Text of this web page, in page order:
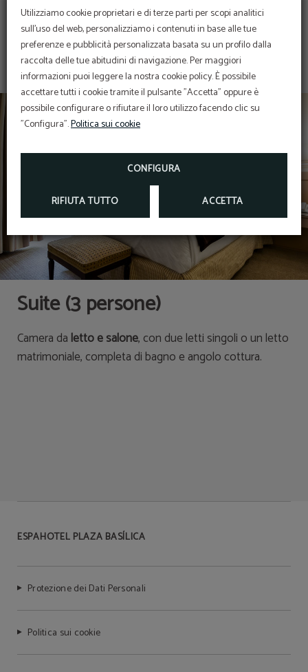
Utilizziamo cookie proprietari e di terze parti per scopi analitici
sull'uso del web, personalizziamo i contenuti in base alle tue
preferenze e pubblicità personalizzata basata su un profilo dalla
raccolta delle tue abitudini di navigazione. Per maggiori
informazioni puoi leggere la nostra cookie policy. È possibile
accettare tutti i cookie tramite il pulsante "Accetta" oppure è
possibile configurare o rifiutare il loro utilizzo facendo clic su
"Configura".Politica sui cookie
CONFIGURA
RIFIUTA TUTTO ACCETTA
Linea cortesia Cassaforte
Suite (3 persone)
Camera daletto e salone, con due letti singoli o un letto
matrimoniale, completa di bagno e angolo cottura.
ESPAHOTEL PLAZA BASÍLICA
Protezione dei Dati Personali
Politica sui cookie